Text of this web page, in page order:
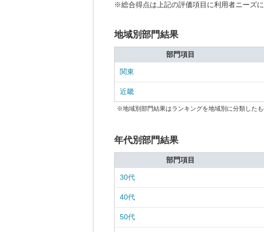
※総合得点は上記の評価項目に利用者ニーズ
地域別部門結果
部門項目
関東
近畿
※地域別部門結果はランキングを地域別に分類したも
年代別部門結果
部門項目
30代
40代
50代